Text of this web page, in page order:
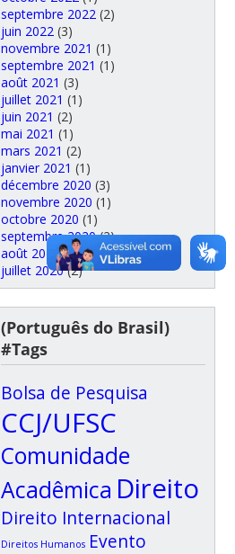
septembre 2022 (2)
juin 2022 (3)
novembre 2021 (1)
septembre 2021 (1)
août 2021 (3)
juillet 2021 (1)
juin 2021 (2)
mai 2021 (1)
mars 2021 (2)
janvier 2021 (1)
décembre 2020 (3)
novembre 2020 (1)
octobre 2020 (1)
septembre 2020(2)
août 2020(2)
juillet 2020(2)
(Português do Brasil)
#Tags
Bolsa de Pesquisa
CCJ/UFSC
Comunidade
Acadêmica Direito
Direito Internacional
Direitos Humanos Evento